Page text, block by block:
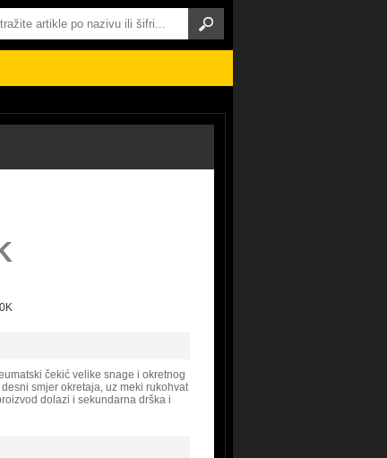
čekić velike snage i okretnog
smjer okretaja, uz meki rukohvat
dolazi i sekundarna drška i